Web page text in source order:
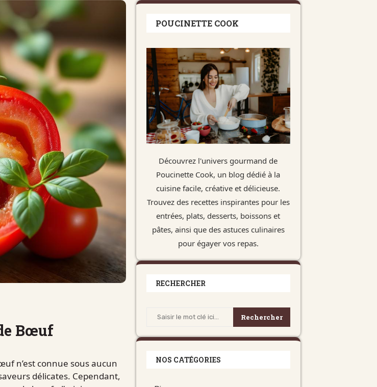
Bœuf
n’est connue sous aucun
délicates. Cependant,
POUCINETTE COOK
Découvrez l'univers gourmand de
Poucinette Cook, un blog dédié à la
cuisine facile, créative et délicieuse.
Trouvez des recettes inspirantes pour les
entrées, plats, desserts, boissons et
pâtes, ainsi que des astuces culinaires
pour égayer vos repas.
RECHERCHER
Rechercher
NOS CATÉGORIES